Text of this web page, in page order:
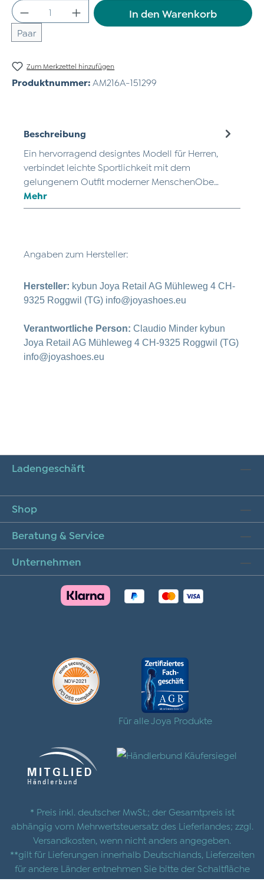
Produkt Anzahl: Gib den gewünschten
Paar
In den Warenkorb
Zum Merkzettel hinzufügen
Produktnummer: AM216A-151299
Beschreibung
Ein hervorragend designtes Modell für Herren,
verbindet leichte Sportlichkeit mit dem
gelungenem Outfit moderner MenschenObe…
Mehr
Angaben zum Hersteller:
Hersteller: kybun Joya Retail AG Mühleweg 4 CH-
9325 Roggwil (TG) info@joyashoes.eu
Verantwortliche Person: Claudio Minder kybun
Joya Retail AG Mühleweg 4 CH-9325 Roggwil (TG)
info@joyashoes.eu
Ladengeschäft
Shop
Beratung & Service
Unternehmen
Für alle Joya Produkte
* Preis inkl. deutscher MwSt.; der Gesamtpreis ist
abhängig vom Mehrwertsteuersatz des Lieferlandes; zzgl.
Versandkosten , wenn nicht anders angegeben.
**gilt für Lieferungen innerhalb Deutschlands, Lieferzeiten
für andere Länder entnehmen Sie bitte der Schaltfläche
mit denVersandinformationen